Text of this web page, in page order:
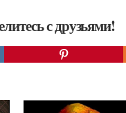
с друзьями!